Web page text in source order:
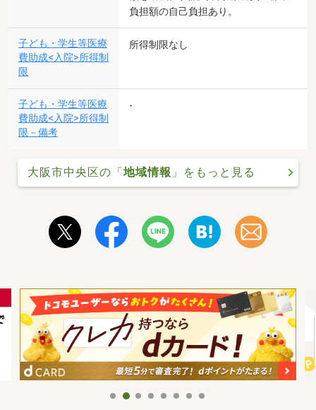
負担額の自己負担あり。
子ども・学生等医療
費助成<入院>所得制
限
所得制限なし
子ども・学生等医療
費助成<入院>所得制
限－備考
-
大阪市中央区の「 地域情報 」をもっと見る